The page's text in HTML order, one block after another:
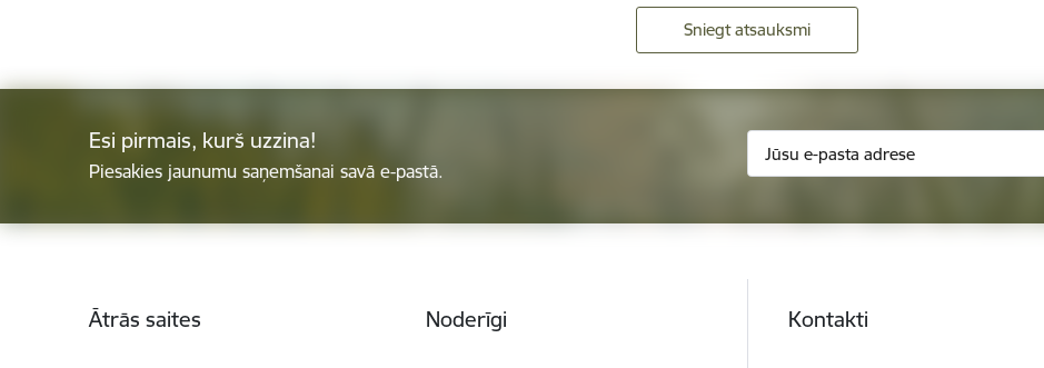
Sniegt atsauksmi
Esi pirmais, kurš uzzina!
Piesakies jaunumu saņemšanai savā e-pastā.
Ātrās saites Noderīgi Kontakti